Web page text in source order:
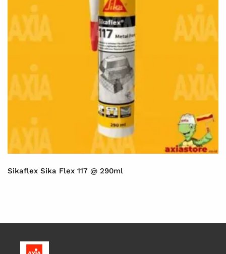
Sikaflex Sika Flex 117 @ 290ml